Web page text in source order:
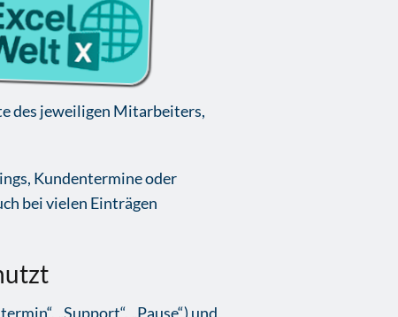
des jeweiligen Mitarbeiters,
Kundentermine oder
bei vielen Einträgen
„Support“, „Pause“) und